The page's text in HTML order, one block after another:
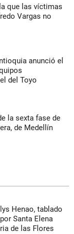
que las víctimas
Vargas no
anunció el
del Toyo
la sexta fase de
de Medellín
Henao, tablado
Santa Elena
de las Flores